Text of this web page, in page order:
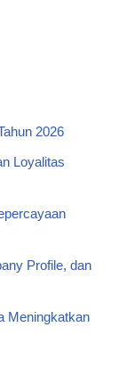
2026
Loyalitas
Profile, dan
Meningkatkan